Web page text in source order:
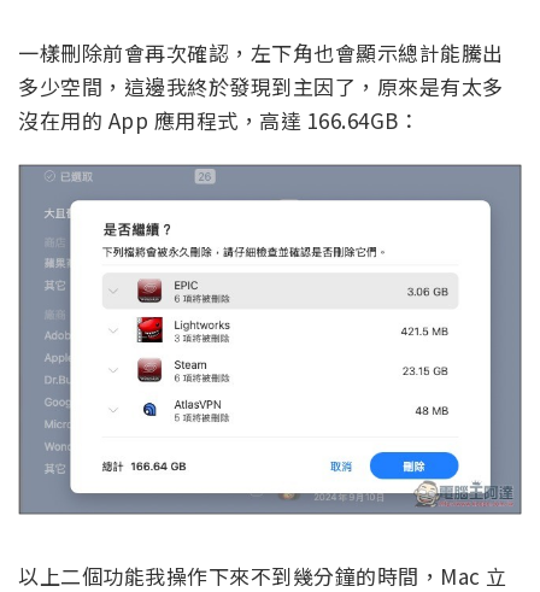
一樣刪除前會再次確認，左下角也會顯示總計能騰出
多少空間，這邊我終於發現到主因了，原來是有太多
沒在用的 App 應用程式，高達 166.64GB：
以上二個功能我操作下來不到幾分鐘的時間，Mac 立